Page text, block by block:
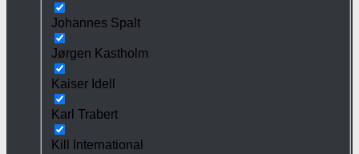
Johannes Spalt
Jørgen Kastholm
Kaiser Idell
Karl Trabert
Kill International